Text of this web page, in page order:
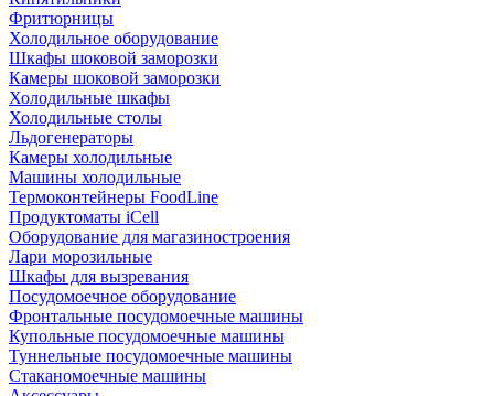
Фритюрницы
Холодильное оборудование
Шкафы шоковой заморозки
Камеры шоковой заморозки
Холодильные шкафы
Холодильные столы
Льдогенераторы
Камеры холодильные
Машины холодильные
Термоконтейнеры FoodLine
Продуктоматы iCell
Оборудование для магазиностроения
Лари морозильные
Шкафы для вызревания
Посудомоечное оборудование
Фронтальные посудомоечные машины
Купольные посудомоечные машины
Туннельные посудомоечные машины
Стаканомоечные машины